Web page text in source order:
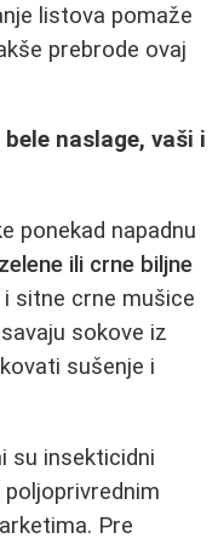
listova pomaže
prebrode ovaj
naslage, vaši i
ponekad napadnu
zelene ili crne biljne
i sitne crne mušice
sokove iz
sušenje i
su insekticidni
Pre